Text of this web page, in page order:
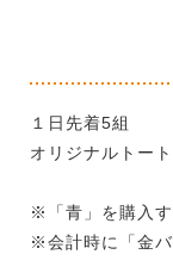
１日先着5組
オリジナルトー
※「青」を購入す
※会計時に「金